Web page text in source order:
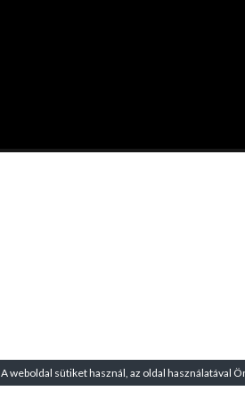
A weboldal sütiket használ, az oldal használatával